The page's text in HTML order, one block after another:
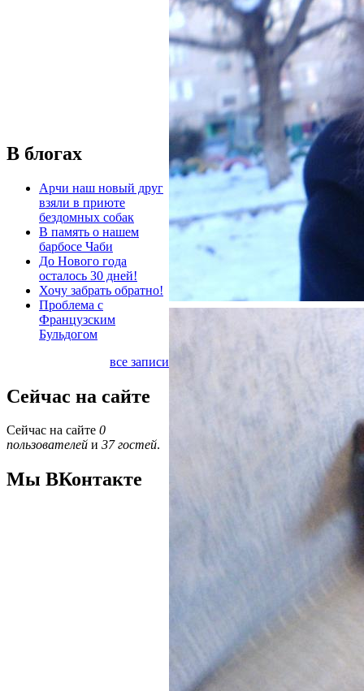
В блогах
Арчи наш новый друг
взяли в приюте
бездомных собак
В память о нашем
барбосе Чаби
До Нового года
осталось 30 дней!
Хочу забрать обратно!
Проблема с
Французским
Бульдогом
все записи
Сейчас на сайте
Сейчас на сайте 0
пользователей и 37 гостей.
Мы ВКонтакте